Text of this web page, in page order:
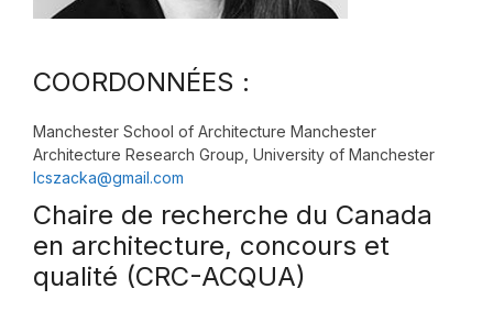
COORDONNÉES :
Manchester School of Architecture Manchester
Architecture Research Group, University of Manchester
lcszacka@gmail.com
Chaire de recherche du Canada
en architecture, concours et
qualité (CRC-ACQUA)